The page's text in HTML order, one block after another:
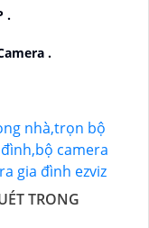
.
.
TRONG